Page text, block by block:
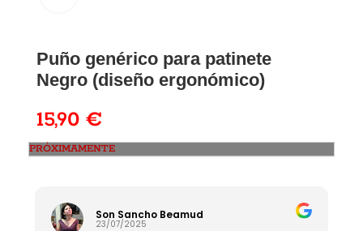
Puño genérico para patinete
Negro (diseño ergonómico)
15,90 €
Son Sancho Beamud
23/07/2025
PRÓXIMAMENTE